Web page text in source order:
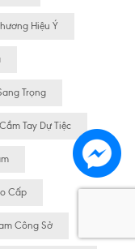
Hiệu Ý
Trọng
Tay Dự Tiệc
Cấp
Công Sở